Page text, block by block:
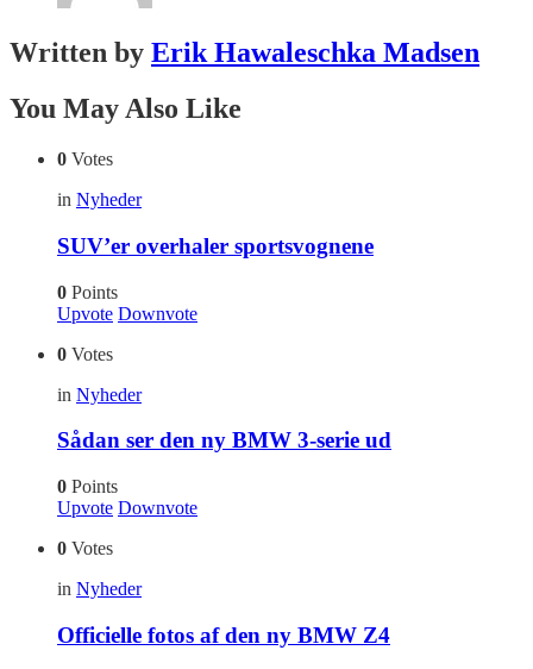
Written by Erik Hawaleschka Madsen
You May Also Like
0 Votes
in Nyheder
SUV’er overhaler sportsvognene
0 Points
Upvote Downvote
0 Votes
in Nyheder
Sådan ser den ny BMW 3-serie ud
0 Points
Upvote Downvote
0 Votes
in Nyheder
Officielle fotos af den ny BMW Z4